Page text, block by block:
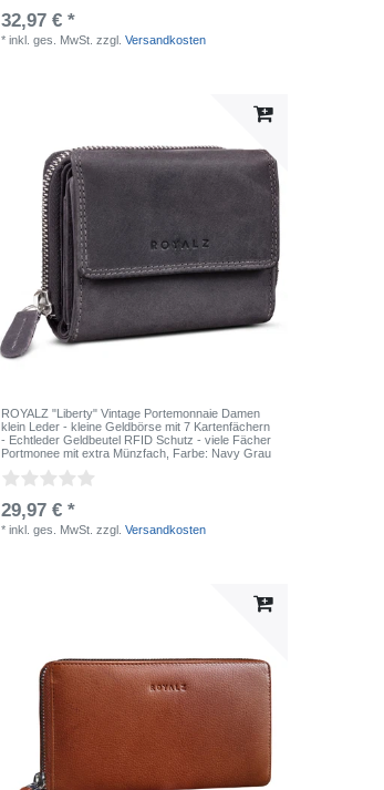
32,97 € *
*inkl. ges. MwSt. zzgl.Versandkosten
ROYALZ "Liberty" Vintage Portemonnaie Damen
klein Leder - kleine Geldbörse mit 7 Kartenfächern
- Echtleder Geldbeutel RFID Schutz - viele Fächer
Portmonee mit extra Münzfach , Farbe: Navy Grau
29,97 € *
*inkl. ges. MwSt. zzgl.Versandkosten